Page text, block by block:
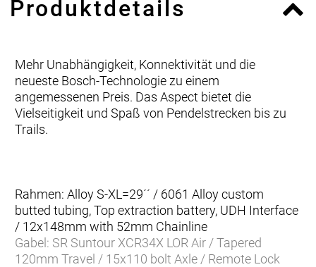
Produktdetails
Mehr Unabhängigkeit, Konnektivität und die
neueste Bosch-Technologie zu einem
angemessenen Preis. Das Aspect bietet die
Vielseitigkeit und Spaß von Pendelstrecken bis zu
Trails.
Rahmen: Alloy S-XL=29´´ / 6061 Alloy custom
butted tubing, Top extraction battery, UDH Interface
/ 12x148mm with 52mm Chainline
Gabel: SR Suntour XCR34X LOR Air / Tapered
120mm Travel / 15x110 bolt Axle / Remote Lock